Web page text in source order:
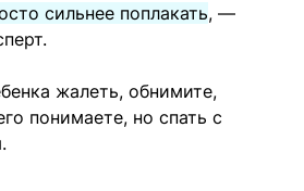
сильнее поплакать, —
жалеть, обнимите,
понимаете, но спать с